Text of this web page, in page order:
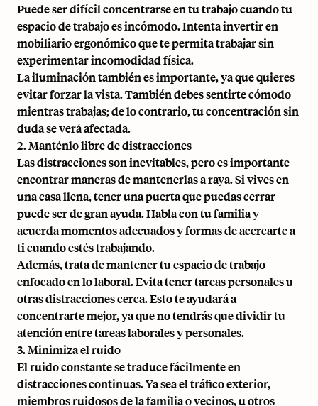
Puede ser difícil concentrarse en tu trabajo cuando tu
espacio de trabajo es incómodo. Intenta invertir en
mobiliario ergonómicoque te permita trabajar sin
experimentar incomodidad física.
La iluminación también es importante, ya que quieres
evitar forzar la vista. También debes sentirte cómodo
mientras trabajas; de lo contrario, tu concentración sin
duda se verá afectada.
2. Manténlo libre de distracciones
Las distracciones son inevitables, pero es importante
encontrar maneras de mantenerlas a raya. Si vives en
una casa llena, tener una puerta que puedas cerrar
puede ser de gran ayuda. Habla con tu familia y
acuerda momentos adecuados y formas de acercarte a
ti cuando estés trabajando.
Además, trata de mantener tu espacio de trabajo
enfocado en lo laboral. Evita tener tareas personales u
otras distracciones cerca. Esto te ayudará a
concentrarte mejor, ya que no tendrás que dividir tu
atención entre tareas laborales y personales.
3. Minimiza el ruido
El ruido constante se traduce fácilmente en
distracciones continuas. Ya sea el tráfico exterior,
miembros ruidosos de la familia o vecinos, u otros